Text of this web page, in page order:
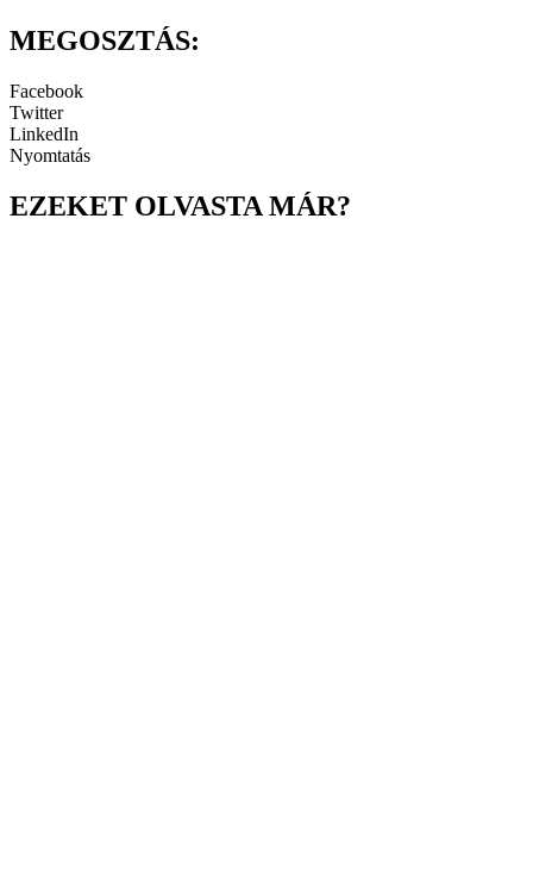
MEGOSZTÁS:
Facebook
Twitter
LinkedIn
Nyomtatás
EZEKET OLVASTA MÁR?